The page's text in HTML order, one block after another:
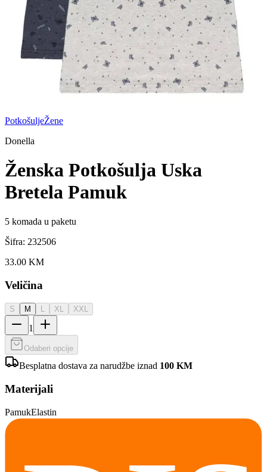
PotkošuljeŽene
Donella
Ženska Potkošulja Uska
Bretela Pamuk
5 komada u paketu
Šifra: 232506
33.00 KM
Veličina
S M L XL XXL
1
Odaberi opcije
Besplatna dostava za narudžbe iznad 100 KM
Materijali
PamukElastin